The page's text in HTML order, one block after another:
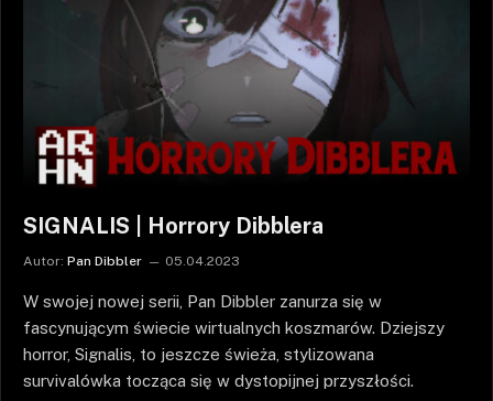
SIGNALIS | Horrory Dibblera
Autor: Pan Dibbler 05.04.2023
W swojej nowej serii, Pan Dibbler zanurza się w
fascynującym świecie wirtualnych koszmarów. Dziejszy
horror, Signalis, to jeszcze świeża, stylizowana
survivalówka tocząca się w dystopijnej przyszłości.